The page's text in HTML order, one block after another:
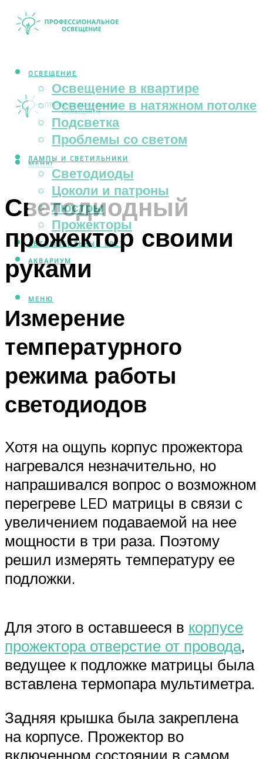
ОСВЕЩЕНИЕ
Освещение в квартире
Освещение в натяжном потолке
Подсветка
Проблемы со светом
ЛАМПЫ И СВЕТИЛЬНИКИ
Светодиоды
Цоколи и патроны
Люстры
Прожекторы
АВТОМОБИЛЬНЫЙ СВЕТ
АКВАРИУМ
МЕНЮ
МЕНЮ
Светодиодный
прожектор своими
руками
Измерение
температурного
режима работы
светодиодов
Хотя на ощупь корпус прожектора
нагревался незначительно, но
напрашивался вопрос о возможном
перегреве LED матрицы в связи с
увеличением подаваемой на нее
мощности в три раза. Поэтому
решил измерять температуру ее
подложки.
Для этого в оставшееся в корпусе
прожектора отверстие от провода,
ведущее к подложке матрицы была
вставлена термопара мультиметра.
Задняя крышка была закреплена
на корпусе. Прожектор во
включенном состоянии в самом